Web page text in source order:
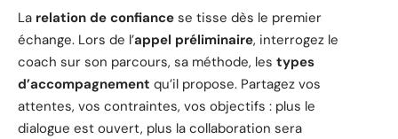
La relation de confiance se tisse dès le premier
échange. Lors de l’appel préliminaire, interrogez le
coach sur son parcours, sa méthode, les types
d’accompagnement qu’il propose. Partagez vos
attentes, vos contraintes, vos objectifs : plus le
dialogue est ouvert, plus la collaboration sera